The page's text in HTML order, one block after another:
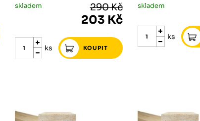
skladem 290 Kč
203 Kč
ks
skladem
ks